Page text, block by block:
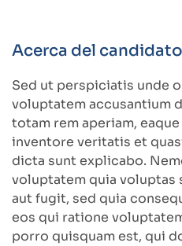
Acerca del candidato
Sed ut perspiciatis unde
voluptatem accusantium
totam rem aperiam,
inventore veritatis et
dicta sunt explicabo.
voluptatem quia voluptas
aut fugit, sed quia
eos qui ratione
porro quisquam est, qui